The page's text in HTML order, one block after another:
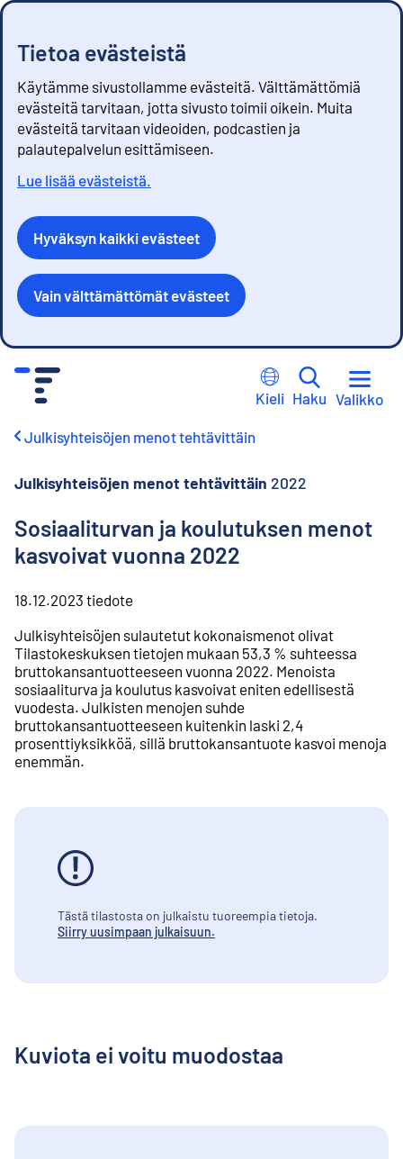
Tietoa evästeistä
Käytämme sivustollamme evästeitä. Välttämättömiä
evästeitä tarvitaan, jotta sivusto toimii oikein. Muita
evästeitä tarvitaan videoiden, podcastien ja
palautepalvelun esittämiseen.
Lue lisää evästeistä.
Hyväksyn kaikki evästeet
Vain välttämättömät evästeet
Kieli Haku Valikko
Julkisyhteisöjen menot tehtävittäin
Julkisyhteisöjen menot tehtävittäin 2022
Sosiaaliturvan ja koulutuksen menot
kasvoivat vuonna 2022
18.12.2023 tiedote
Julkisyhteisöjen sulautetut kokonaismenot olivat
Tilastokeskuksen tietojen mukaan 53,3 % suhteessa
bruttokansantuotteeseen vuonna 2022. Menoista
sosiaaliturva ja koulutus kasvoivat eniten edellisestä
vuodesta. Julkisten menojen suhde
bruttokansantuotteeseen kuitenkin laski 2,4
prosenttiyksikköä, sillä bruttokansantuote kasvoi menoja
enemmän.
Tästä tilastosta on julkaistu tuoreempia tietoja.
Siirry uusimpaan julkaisuun.
Kuviota ei voitu muodostaa